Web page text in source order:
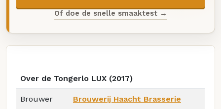
Of doe de snelle smaaktest →
Over de Tongerlo LUX (2017)
Brouwer Brouwerij Haacht Brasserie